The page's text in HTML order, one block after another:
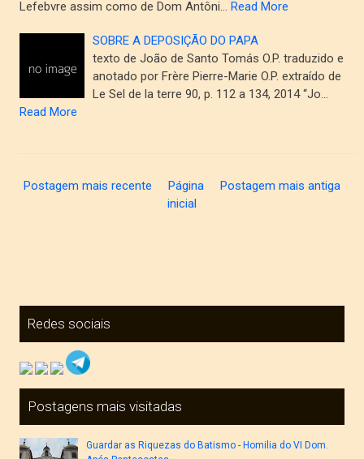
Lefebvre assim como de Dom Antôni… Read More
SOBRE A DEPOSIÇÃO DO PAPA
texto de João de Santo Tomás O.P. traduzido e
anotado por Frère Pierre-Marie O.P. extraído de
Le Sel de la terre 90, p. 112 a 134, 2014 “Jo…
Read More
Postagem mais recente Postagem mais antiga
Página
inicial
Redes sociais
Postagens mais visitadas
Guardar as Riquezas do Batismo - Homilia do VI Dom.